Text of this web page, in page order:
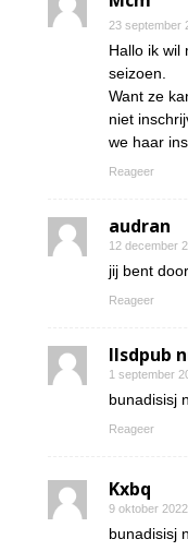
23 september
Hallo ik wil
seizoen.
Want ze
niet
we haar
Reageer
audran
12 december
jij bent
Reageer
Ilsdpub
1 september
bunadisisj
Reageer
Kxbq
9 oktober
bunadisisj